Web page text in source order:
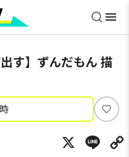
す】ずんだもん 描
い
ね
X